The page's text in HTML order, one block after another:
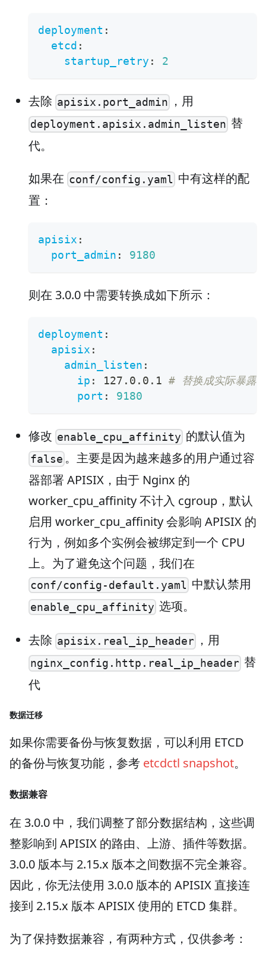
deployment :
etcd :
startup_retry : 2
去除 apisix.port_admin ，用
deployment.apisix.admin_listen 替
代。
如果在 conf/config.yaml 中有这样的配
置：
apisix :
port_admin : 9180
则在 3.0.0 中需要转换成如下所示：
deployment :
apisix :
admin_listen :
ip : 127.0.0.1 # 替换成实际暴露
port : 9180
修改 enable_cpu_affinity 的默认值为
false 。主要是因为越来越多的用户通过容
器部署 APISIX，由于 Nginx 的
worker_cpu_affinity 不计入 cgroup，默认
启用 worker_cpu_affinity 会影响 APISIX 的
行为，例如多个实例会被绑定到一个 CPU
上。为了避免这个问题，我们在
conf/config-default.yaml 中默认禁用
enable_cpu_affinity 选项。
去除 apisix.real_ip_header ，用
nginx_config.http.real_ip_header 替
代
数据迁移
如果你需要备份与恢复数据，可以利用 ETCD
的备份与恢复功能，参考 etcdctl snapshot。
数据兼容
在 3.0.0 中，我们调整了部分数据结构，这些调
整影响到 APISIX 的路由、上游、插件等数据。
3.0.0 版本与 2.15.x 版本之间数据不完全兼容。
因此，你无法使用 3.0.0 版本的 APISIX 直接连
接到 2.15.x 版本 APISIX 使用的 ETCD 集群。
为了保持数据兼容，有两种方式，仅供参考：